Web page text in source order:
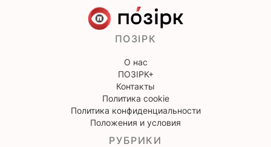
ПОЗІРК
О нас
ПОЗІРК+
Контакты
Политика cookie
Политика конфиденциальности
Положения и условия
РУБРИКИ